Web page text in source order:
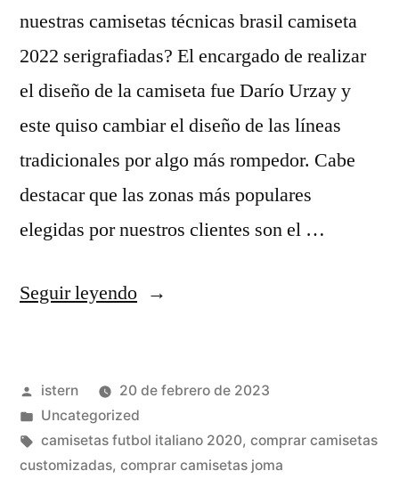
nuestras camisetas técnicas brasil camiseta
2022 serigrafiadas? El encargado de realizar
el diseño de la camiseta fue Darío Urzay y
este quiso cambiar el diseño de las líneas
tradicionales por algo más rompedor. Cabe
destacar que las zonas más populares
elegidas por nuestros clientes son el …
Seguir leyendo«comprar
Publicado
por
istern
20 de febrero de 2023
Publicado
en
Uncategorized
Etiquetas:
camisetas futbol italiano 2020, comprar camisetas
customizadas, comprar camisetas joma